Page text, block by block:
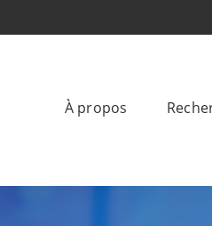
À propos